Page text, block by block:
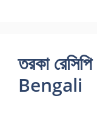
তরকা
Bengali